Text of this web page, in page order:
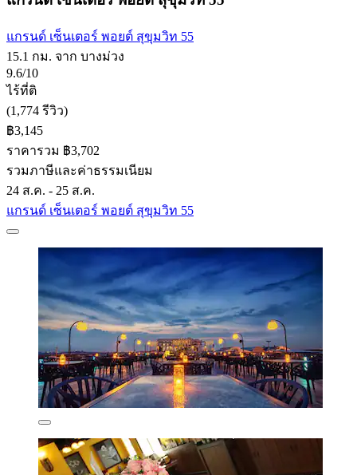
แกรนด์ เซ็นเตอร์ พอยต์ สุขุมวิท 55
15.1 กม. จาก บางม่วง
9.6/10
ไร้ที่ติ
(1,774 รีวิว)
฿3,145
ราคารวม ฿3,702
รวมภาษีและค่าธรรมเนียม
24 ส.ค. - 25 ส.ค.
แกรนด์ เซ็นเตอร์ พอยต์ สุขุมวิท 55